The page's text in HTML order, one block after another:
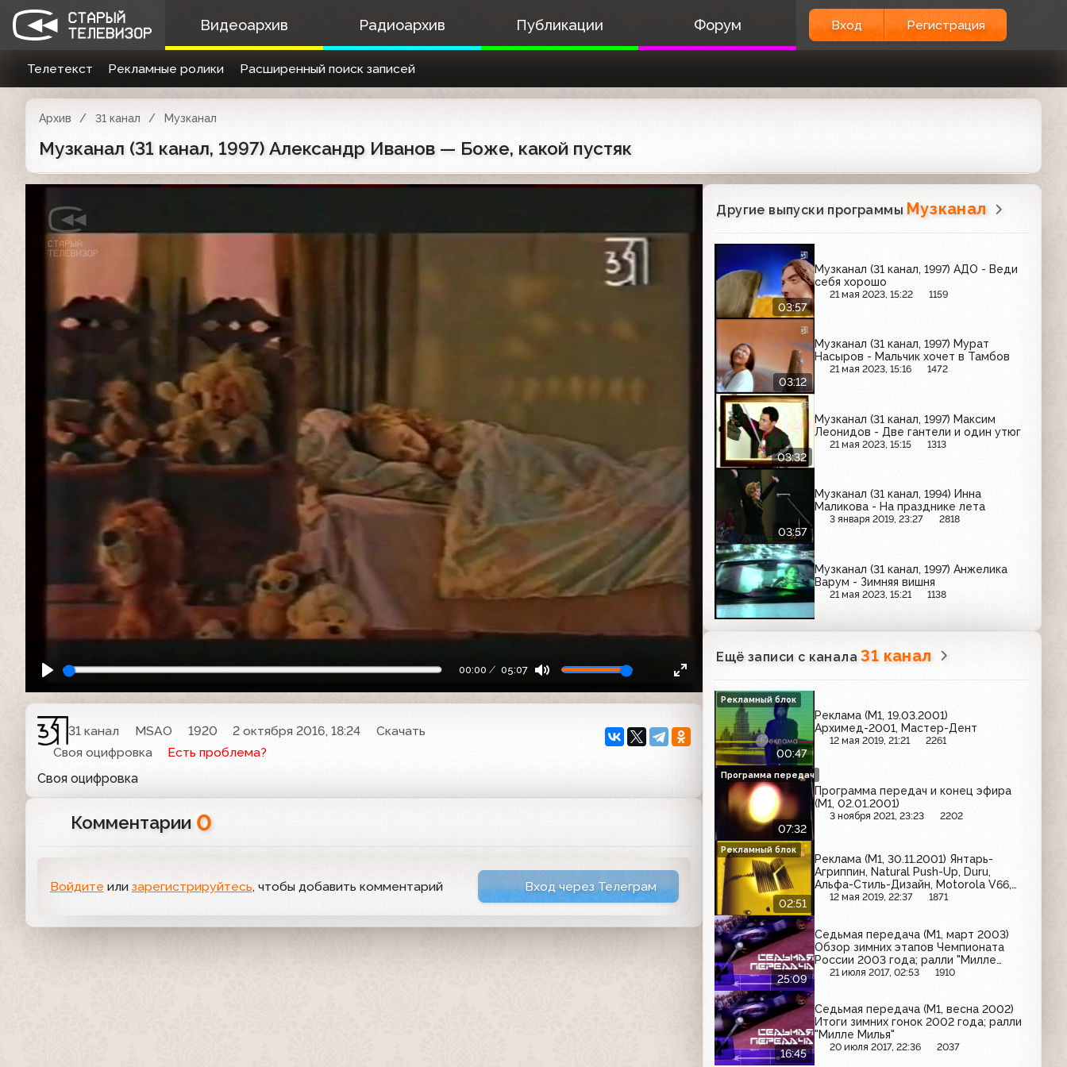
Видеоархив Радиоархив Публикации Форум Вход Регистрация
Телетекст Рекламные ролики Расширенный поиск записей
Архив 31 канал Музканал
Музканал (31 канал, 1997) Александр Иванов — Боже, какой пустяк
00:00 05:07
31 канал MSAO 1920 2 октября 2016, 18:24
Скачать
Своя оцифровка
Есть проблема?
Своя оцифровка
Комментарии 0
Войдите или зарегистрируйтесь, чтобы добавить комментарий Вход через Телеграм
Другие выпуски программы Музканал
03:57
Музканал (31 канал, 1997) АДО - Веди
себя хорошо
21 мая 2023, 15:22 1159
03:12
Музканал (31 канал, 1997) Мурат
Насыров - Мальчик хочет в Тамбов
21 мая 2023, 15:16 1472
03:32
Музканал (31 канал, 1997) Максим
Леонидов - Две гантели и один утюг
21 мая 2023, 15:15 1313
03:57
Музканал (31 канал, 1994) Инна
Маликова - На празднике лета
3 января 2019, 23:27 2818
Музканал (31 канал, 1997) Анжелика
Варум - Зимняя вишня
21 мая 2023, 15:21 1138
Ещё записи с канала31 канал
00:47
Реклама (М1, 19.03.2001)
Архимед-2001, Мастер-Дент
12 мая 2019, 21:21 2261
Рекламный блок
07:32
Программа передач и конец эфира
(М1, 02.01.2001)
3 ноября 2021, 23:23 2202
Программа передач
02:51
Реклама (М1, 30.11.2001) Янтарь-
Агриппин, Natural Push-Up, Duru,
Альфа-Стиль-Дизайн, Motorola V66,
Солодов, Beauty, Аргус
12 мая 2019, 22:37 1871
Рекламный блок
25:09
Седьмая передача (М1, март 2003)
Обзор зимних этапов Чемпионата
России 2003 года; ралли "Милле
Милья"
21 июля 2017, 02:53 1910
16:45
Седьмая передача (М1, весна 2002)
Итоги зимних гонок 2002 года; ралли
"Милле Милья"
20 июля 2017, 22:36 2037